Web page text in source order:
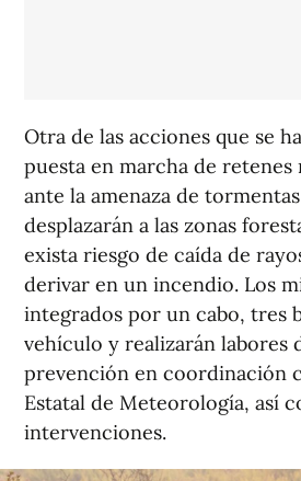
Otra de las acciones que se
puesta en marcha de
ante la amenaza de tormentas
desplazarán a las zonas
exista riesgo de caída de
derivar en un incendio. Los
integrados por un cabo, tres
vehículo y realizarán labores
prevención en coordinación
Estatal de Meteorología, así
intervenciones.